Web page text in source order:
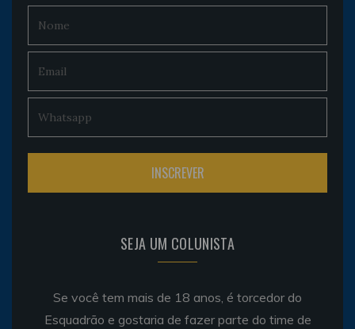
SEJA UM COLUNISTA
Se você tem mais de 18 anos, é torcedor do
Esquadrão e gostaria de fazer parte do time de